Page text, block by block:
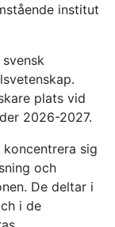
institut
plats vid
2026-2027.
koncentrera sig
och
De deltar i
i de